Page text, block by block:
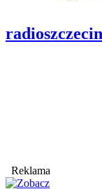
Reklama